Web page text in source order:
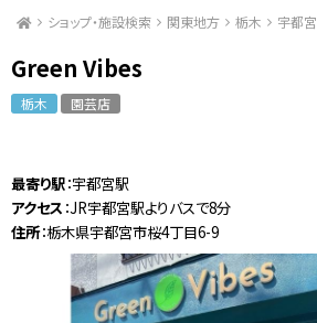
ショップ・施設検索 関東地方 栃木 宇都宮
Green Vibes
栃木 園芸店
最寄り駅：宇都宮駅
アクセス ：JR宇都宮駅よりバスで8分
住所：栃木県宇都宮市桜4丁目6-9